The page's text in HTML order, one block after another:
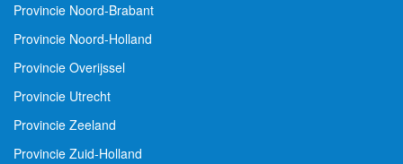
Provincie Noord-Brabant
Provincie Noord-Holland
Provincie Overijssel
Provincie Utrecht
Provincie Zeeland
Provincie Zuid-Holland